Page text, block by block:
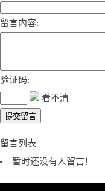
留言内容:
验证码:
看不清
留言列表
暂时还没有人留言！